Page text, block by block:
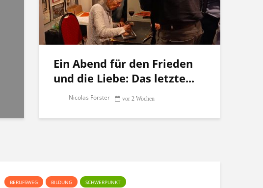
Ein Abend für den Frieden
und die Liebe: Das letzte...
Nicolas Förster vor 2 Wochen
BERUFSWEG BILDUNG SCHWERPUNKT